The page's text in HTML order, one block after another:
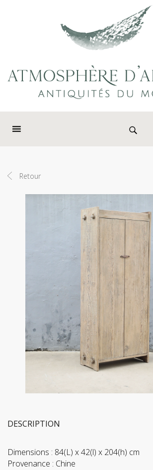
Rechercher :
Retour
DESCRIPTION
Dimensions : 84(L) x 42(l) x 204(h) cm
Provenance : Chine